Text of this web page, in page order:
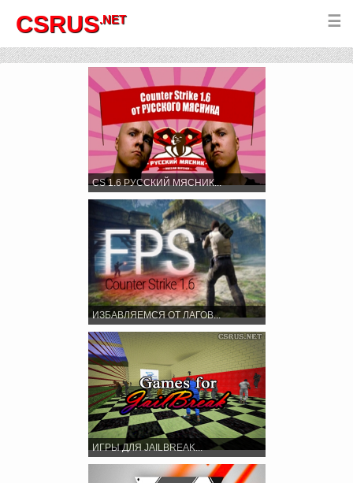
CSRUS.NET ☰
CS 1.6 РУССКИЙ МЯСНИК...
ИЗБАВЛЯЕМСЯ ОТ ЛАГОВ...
ИГРЫ ДЛЯ JAILBREAK...